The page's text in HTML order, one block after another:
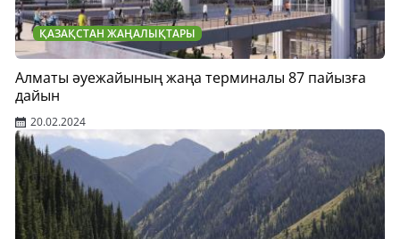
ҚАЗАҚСТАН ЖАҢАЛЫҚТАРЫ
Алматы әуежайының жаңа терминалы 87 пайызға
дайын
20.02.2024